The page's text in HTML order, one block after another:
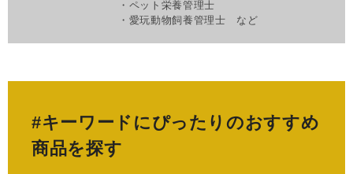
・ペット栄養管理士
・愛玩動物飼養管理士 など
#キーワードにぴったりのおすすめ
商品を探す